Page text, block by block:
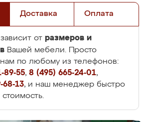
Доставка Оплата
от размеров и
Вашей мебели. Просто
по любому из телефонов:
89-55, 8 (495) 665-24-01,
68-13, и наш менеджер быстро
стоимость.